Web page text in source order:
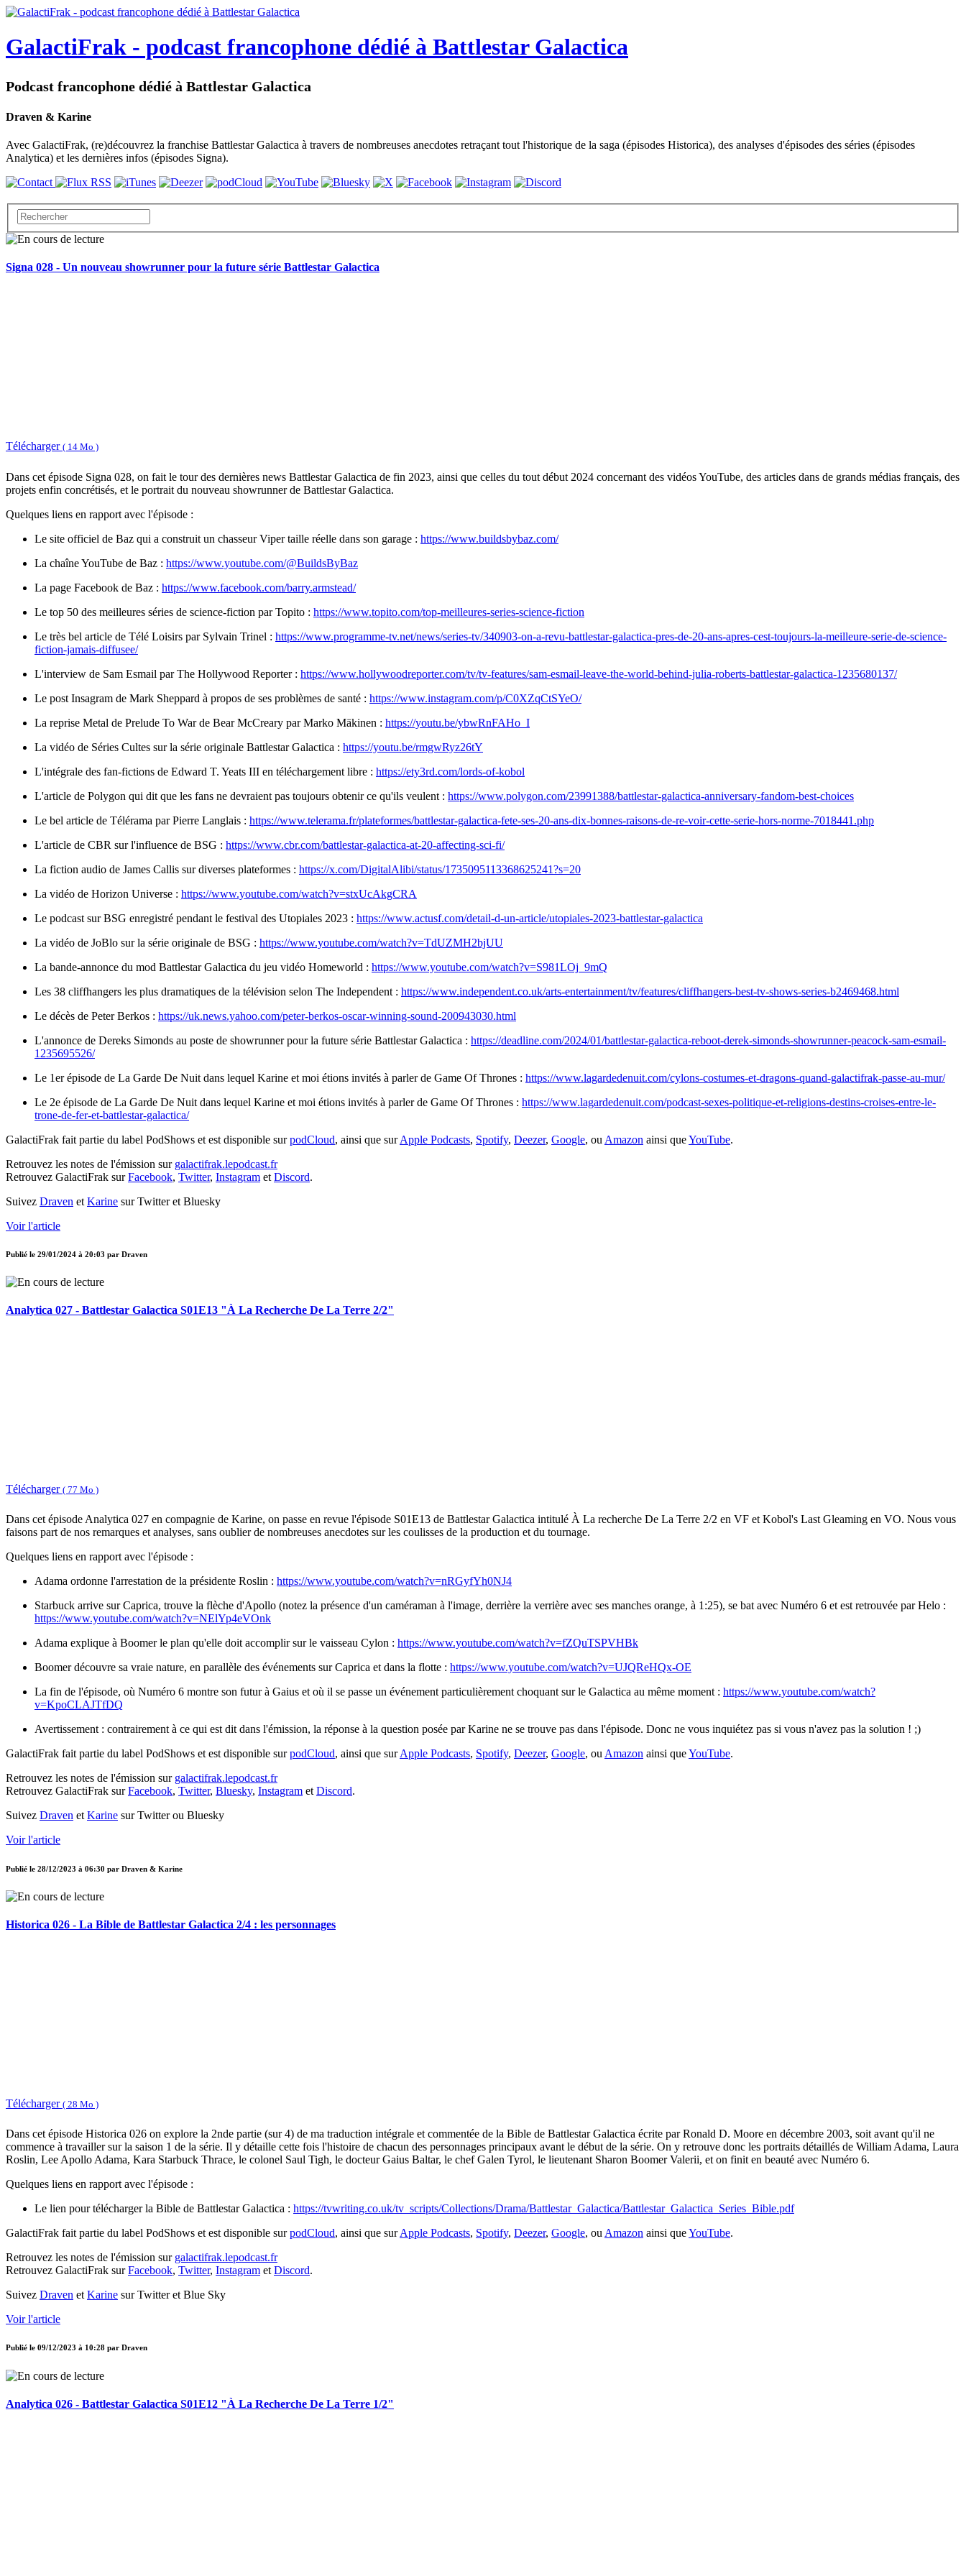
GalactiFrak - podcast francophone dédié à Battlestar Galactica
Podcast francophone dédié à Battlestar Galactica
Draven & Karine
Avec GalactiFrak, (re)découvrez la franchise Battlestar Galactica à travers de nombreuses anecdotes retraçant tout l'historique de la saga (épisodes Historica), des analyses d'épisodes des séries (épisodes
Analytica) et les dernières infos (épisodes Signa).
Signa 028 - Un nouveau showrunner pour la future série Battlestar Galactica
Télécharger ( 14 Mo )
Dans cet épisode Signa 028, on fait le tour des dernières news Battlestar Galactica de fin 2023, ainsi que celles du tout début 2024 concernant des vidéos YouTube, des articles dans de grands médias français, des
projets enfin concrétisés, et le portrait du nouveau showrunner de Battlestar Galactica.
Quelques liens en rapport avec l'épisode :
Le site officiel de Baz qui a construit un chasseur Viper taille réelle dans son garage : https://www.buildsbybaz.com/
La chaîne YouTube de Baz : https://www.youtube.com/@BuildsByBaz
La page Facebook de Baz : https://www.facebook.com/barry.armstead/
Le top 50 des meilleures séries de science-fiction par Topito : https://www.topito.com/top-meilleures-series-science-fiction
Le très bel article de Télé Loisirs par Sylvain Trinel : https://www.programme-tv.net/news/series-tv/340903-on-a-revu-battlestar-galactica-pres-de-20-ans-apres-cest-toujours-la-meilleure-serie-de-science-
fiction-jamais-diffusee/
L'interview de Sam Esmail par The Hollywood Reporter : https://www.hollywoodreporter.com/tv/tv-features/sam-esmail-leave-the-world-behind-julia-roberts-battlestar-galactica-1235680137/
Le post Insagram de Mark Sheppard à propos de ses problèmes de santé : https://www.instagram.com/p/C0XZqCtSYeO/
La reprise Metal de Prelude To War de Bear McCreary par Marko Mäkinen : https://youtu.be/ybwRnFAHo_I
La vidéo de Séries Cultes sur la série originale Battlestar Galactica : https://youtu.be/rmgwRyz26tY
L'intégrale des fan-fictions de Edward T. Yeats III en téléchargement libre : https://ety3rd.com/lords-of-kobol
L'article de Polygon qui dit que les fans ne devraient pas toujours obtenir ce qu'ils veulent : https://www.polygon.com/23991388/battlestar-galactica-anniversary-fandom-best-choices
Le bel article de Télérama par Pierre Langlais : https://www.telerama.fr/plateformes/battlestar-galactica-fete-ses-20-ans-dix-bonnes-raisons-de-re-voir-cette-serie-hors-norme-7018441.php
L'article de CBR sur l'influence de BSG : https://www.cbr.com/battlestar-galactica-at-20-affecting-sci-fi/
La fiction audio de James Callis sur diverses plateformes : https://x.com/DigitalAlibi/status/1735095113368625241?s=20
La vidéo de Horizon Universe : https://www.youtube.com/watch?v=stxUcAkgCRA
Le podcast sur BSG enregistré pendant le festival des Utopiales 2023 : https://www.actusf.com/detail-d-un-article/utopiales-2023-battlestar-galactica
La vidéo de JoBlo sur la série originale de BSG : https://www.youtube.com/watch?v=TdUZMH2bjUU
La bande-annonce du mod Battlestar Galactica du jeu vidéo Homeworld : https://www.youtube.com/watch?v=S981LOj_9mQ
Les 38 cliffhangers les plus dramatiques de la télévision selon The Independent : https://www.independent.co.uk/arts-entertainment/tv/features/cliffhangers-best-tv-shows-series-b2469468.html
Le décès de Peter Berkos : https://uk.news.yahoo.com/peter-berkos-oscar-winning-sound-200943030.html
L'annonce de Dereks Simonds au poste de showrunner pour la future série Battlestar Galactica : https://deadline.com/2024/01/battlestar-galactica-reboot-derek-simonds-showrunner-peacock-sam-esmail-
1235695526/
Le 1er épisode de La Garde De Nuit dans lequel Karine et moi étions invités à parler de Game Of Thrones : https://www.lagardedenuit.com/cylons-costumes-et-dragons-quand-galactifrak-passe-au-mur/
Le 2e épisode de La Garde De Nuit dans lequel Karine et moi étions invités à parler de Game Of Thrones : https://www.lagardedenuit.com/podcast-sexes-politique-et-religions-destins-croises-entre-le-
trone-de-fer-et-battlestar-galactica/
GalactiFrak fait partie du label PodShows et est disponible surpodCloud, ainsi que surApple Podcasts, Spotify, Deezer, Google, ou Amazon ainsi queYouTube.
Retrouvez les notes de l'émission sur galactifrak.lepodcast.fr
Retrouvez GalactiFrak surFacebook, Twitter, Instagram et Discord.
Suivez Draven et Karine sur Twitter et Bluesky
Voir l'article
Publié le 29/01/2024 à 20:03 par Draven
Analytica 027 - Battlestar Galactica S01E13 "À La Recherche De La Terre 2/2"
Télécharger ( 77 Mo )
Dans cet épisode Analytica 027 en compagnie de Karine, on passe en revue l'épisode S01E13 de Battlestar Galactica intitulé À La recherche De La Terre 2/2 en VF et Kobol's Last Gleaming en VO. Nous vous
faisons part de nos remarques et analyses, sans oublier de nombreuses anecdotes sur les coulisses de la production et du tournage.
Quelques liens en rapport avec l'épisode :
Adama ordonne l'arrestation de la présidente Roslin : https://www.youtube.com/watch?v=nRGyfYh0NJ4
Starbuck arrive sur Caprica, trouve la flèche d'Apollo (notez la présence d'un caméraman à l'image, derrière la verrière avec ses manches orange, à 1:25), se bat avec Numéro 6 et est retrouvée par Helo :
https://www.youtube.com/watch?v=NElYp4eVOnk
Adama explique à Boomer le plan qu'elle doit accomplir sur le vaisseau Cylon : https://www.youtube.com/watch?v=fZQuTSPVHBk
Boomer découvre sa vraie nature, en parallèle des événements sur Caprica et dans la flotte : https://www.youtube.com/watch?v=UJQReHQx-OE
La fin de l'épisode, où Numéro 6 montre son futur à Gaius et où il se passe un événement particulièrement choquant sur le Galactica au même moment : https://www.youtube.com/watch?
v=KpoCLAJTfDQ
Avertissement : contrairement à ce qui est dit dans l'émission, la réponse à la question posée par Karine ne se trouve pas dans l'épisode. Donc ne vous inquiétez pas si vous n'avez pas la solution ! ;)
GalactiFrak fait partie du label PodShows et est disponible surpodCloud, ainsi que surApple Podcasts, Spotify, Deezer, Google, ouAmazon ainsi queYouTube.
Retrouvez les notes de l'émission sur galactifrak.lepodcast.fr
Retrouvez GalactiFrak surFacebook, Twitter, Bluesky, Instagram etDiscord.
Suivez Draven etKarine sur Twitter ou Bluesky
Voir l'article
Publié le 28/12/2023 à 06:30 par Draven & Karine
Historica 026 - La Bible de Battlestar Galactica 2/4 : les personnages
Télécharger ( 28 Mo )
Dans cet épisode Historica 026 on explore la 2nde partie (sur 4) de ma traduction intégrale et commentée de la Bible de Battlestar Galactica écrite par Ronald D. Moore en décembre 2003, soit avant qu'il ne
commence à travailler sur la saison 1 de la série. Il y détaille cette fois l'histoire de chacun des personnages principaux avant le début de la série. On y retrouve donc les portraits détaillés de William Adama, Laura
Roslin, Lee Apollo Adama, Kara Starbuck Thrace, le colonel Saul Tigh, le docteur Gaius Baltar, le chef Galen Tyrol, le lieutenant Sharon Boomer Valerii, et on finit en beauté avec Numéro 6.
Quelques liens en rapport avec l'épisode :
Le lien pour télécharger la Bible de Battlestar Galactica : https://tvwriting.co.uk/tv_scripts/Collections/Drama/Battlestar_Galactica/Battlestar_Galactica_Series_Bible.pdf
GalactiFrak fait partie du label PodShows et est disponible surpodCloud, ainsi que surApple Podcasts, Spotify, Deezer, Google, ou Amazon ainsi queYouTube.
Retrouvez les notes de l'émission sur galactifrak.lepodcast.fr
Retrouvez GalactiFrak surFacebook, Twitter, Instagram et Discord.
Suivez Draven et Karine sur Twitter et Blue Sky
Voir l'article
Publié le 09/12/2023 à 10:28 par Draven
Analytica 026 - Battlestar Galactica S01E12 "À La Recherche De La Terre 1/2"